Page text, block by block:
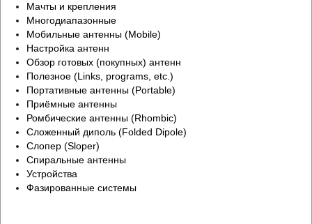
Мачты и крепления
Многодиапазонные
Мобильные антенны (Mobile)
Настройка антенн
Обзор готовых (покупных) антенн
Полезное (Links, programs, etc.)
Портативные антенны (Portable)
Приёмные антенны
Ромбические антенны (Rhombic)
Сложенный диполь (Folded Dipole)
Слопер (Sloper)
Спиральные антенны
Устройства
Фазированные системы